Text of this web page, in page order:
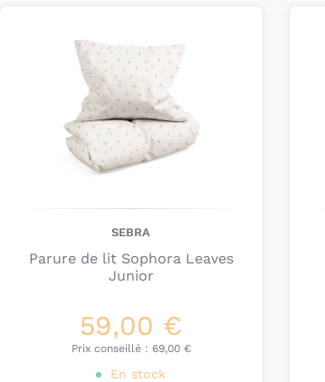
SEBRA
Parure de lit Sophora Leaves
Junior
59,00 €
Prix conseillé : 69,00 €
En stock